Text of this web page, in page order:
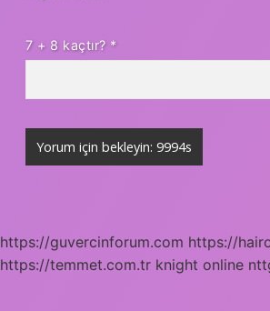
7 + 8 kaçtır? *
https://guvercinforum.com https://
https://temmet.com.tr knight online